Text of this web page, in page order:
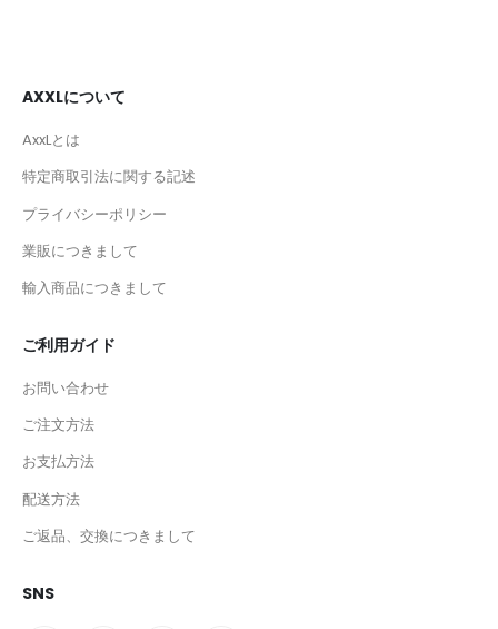
AXXLについて
AxxLとは
特定商取引法に関する記述
プライバシーポリシー
業販につきまして
輸入商品につきまして
ご利用ガイド
お問い合わせ
ご注文方法
お支払方法
配送方法
ご返品、交換につきまして
SNS